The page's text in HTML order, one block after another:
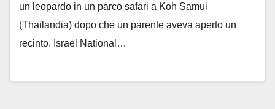
un leopardo in un parco safari a Koh Samui
(Thailandia) dopo che un parente aveva aperto un
recinto. Israel National…